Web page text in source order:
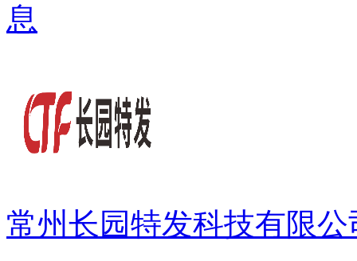
息
常州长园特发科技有限公